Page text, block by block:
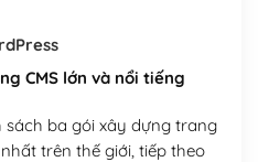
(+950,000₫)
CMS lớn và nổi tiếng
sách ba gói xây dựng trang
trên thế giới, tiếp theo